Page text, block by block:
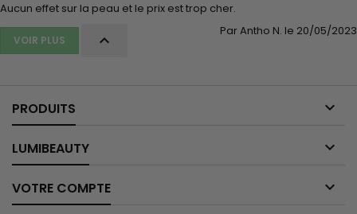
Aucun effet sur la peau et le prix est trop cher.
Par Antho N. le 20/05/2023
VOIR PLUS 
PRODUITS 
LUMIBEAUTY 
VOTRE COMPTE 